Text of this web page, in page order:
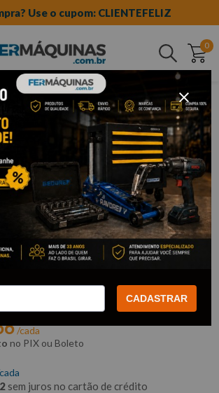
Use o cupom: CLIENTEFELIZ
0
Buscar
equipamento caminhões
Diâmetro de 120 mm
1 pol - RAVEN
/cada
no PIX ou Boleto
sem juros no cartão de crédito
CADASTRAR